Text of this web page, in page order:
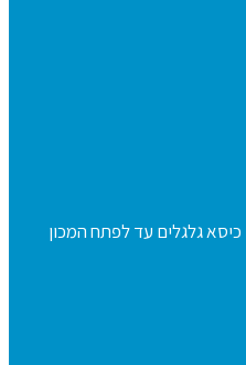
גלגלים עד לפתח המכון